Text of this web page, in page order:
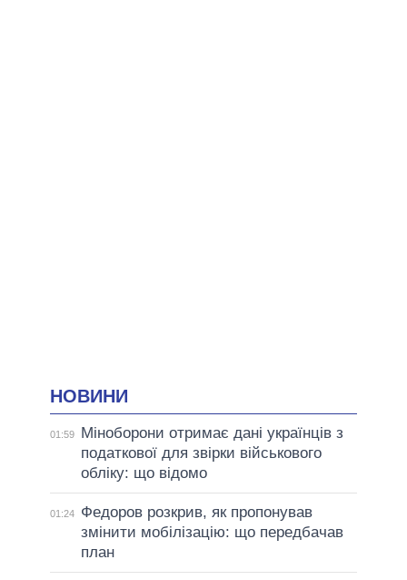
НОВИНИ
01:59
Міноборони отримає дані українців з
податкової для звірки військового
обліку: що відомо
01:24
Федоров розкрив, як пропонував
змінити мобілізацію: що передбачав
план